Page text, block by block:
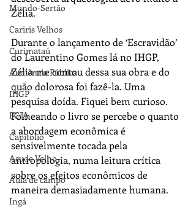
Mundo-Sertão
Cariris Velhos
Curimataú
Audiência Pública
IHGP
FCJA
Capitólio
Açude Velho
Aula de campo
Ingá
Zélia.
Durante o lançamento de ‘Escravidão’
do Laurentino Gomes lá no IHGP,
Zélia me contou dessa sua obra e do
quão dolorosa foi fazê-la. Uma
pesquisa doída. Fiquei bem curioso.
Folheando o livro se percebe o quanto
a abordagem econômica é
sensivelmente tocada pela
antropologia, numa leitura crítica
sobre os efeitos econômicos de
maneira demasiadamente humana.